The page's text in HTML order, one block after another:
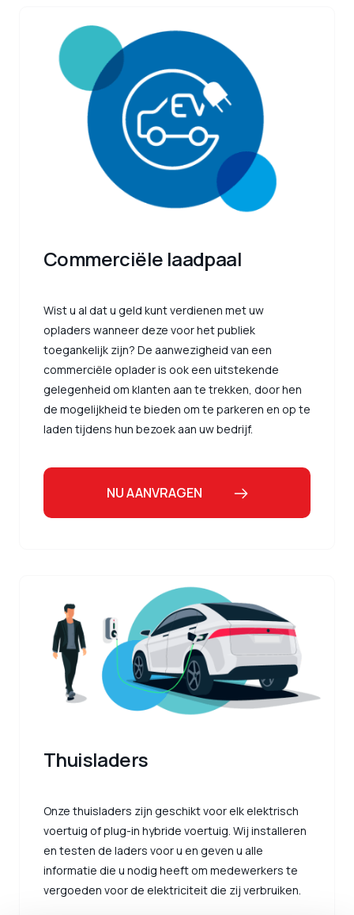
Commerciële laadpaal
Wist u al dat u geld kunt verdienen met uw
opladers wanneer deze voor het publiek
toegankelijk zijn? De aanwezigheid van een
commerciële oplader is ook een uitstekende
gelegenheid om klanten aan te trekken, door hen
de mogelijkheid te bieden om te parkeren en op te
laden tijdens hun bezoek aan uw bedrijf.
NU AANVRAGEN
Thuisladers
Onze thuisladers zijn geschikt voor elk elektrisch
voertuig of plug-in hybride voertuig. Wij installeren
en testen de laders voor u en geven u alle
informatie die u nodig heeft om medewerkers te
vergoeden voor de elektriciteit die zij verbruiken.